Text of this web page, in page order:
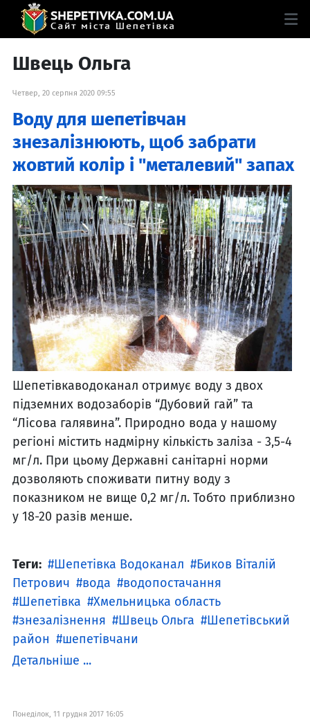
Швець Ольга
Четвер, 20 серпня 2020 09:55
Воду для шепетівчан
знезалізнюють, щоб забрати
жовтий колір і "металевий" запах
Шепетівкаводоканал отримує воду з двох
підземних водозаборів “Дубовий гай” та
“Лісова галявина”. Природно вода у нашому
регіоні містить надмірну кількість заліза - 3,5-4
мг/л. При цьому Державні санітарні норми
дозволяють споживати питну воду з
показником не вище 0,2 мг/л. Тобто приблизно
у 18-20 разів менше.
Теги: Шепетівка Водоканал
Биков Віталій
Петрович
вода
водопостачання
Шепетівка
Хмельницька область
знезалізнення
Швець Ольга
Шепетівський
район
шепетівчани
Детальніше ...
Понеділок, 11 грудня 2017 16:05